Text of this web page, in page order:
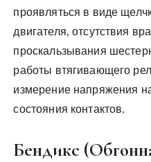
проявляться в виде
двигателя‚ отсутствия
проскальзывания
работы втягивающего
измерение напряжения
состояния контактов.
Бендикс